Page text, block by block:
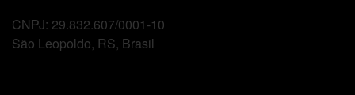
CNPJ: 29.832.607/0001-10
São Leopoldo, RS, Brasil